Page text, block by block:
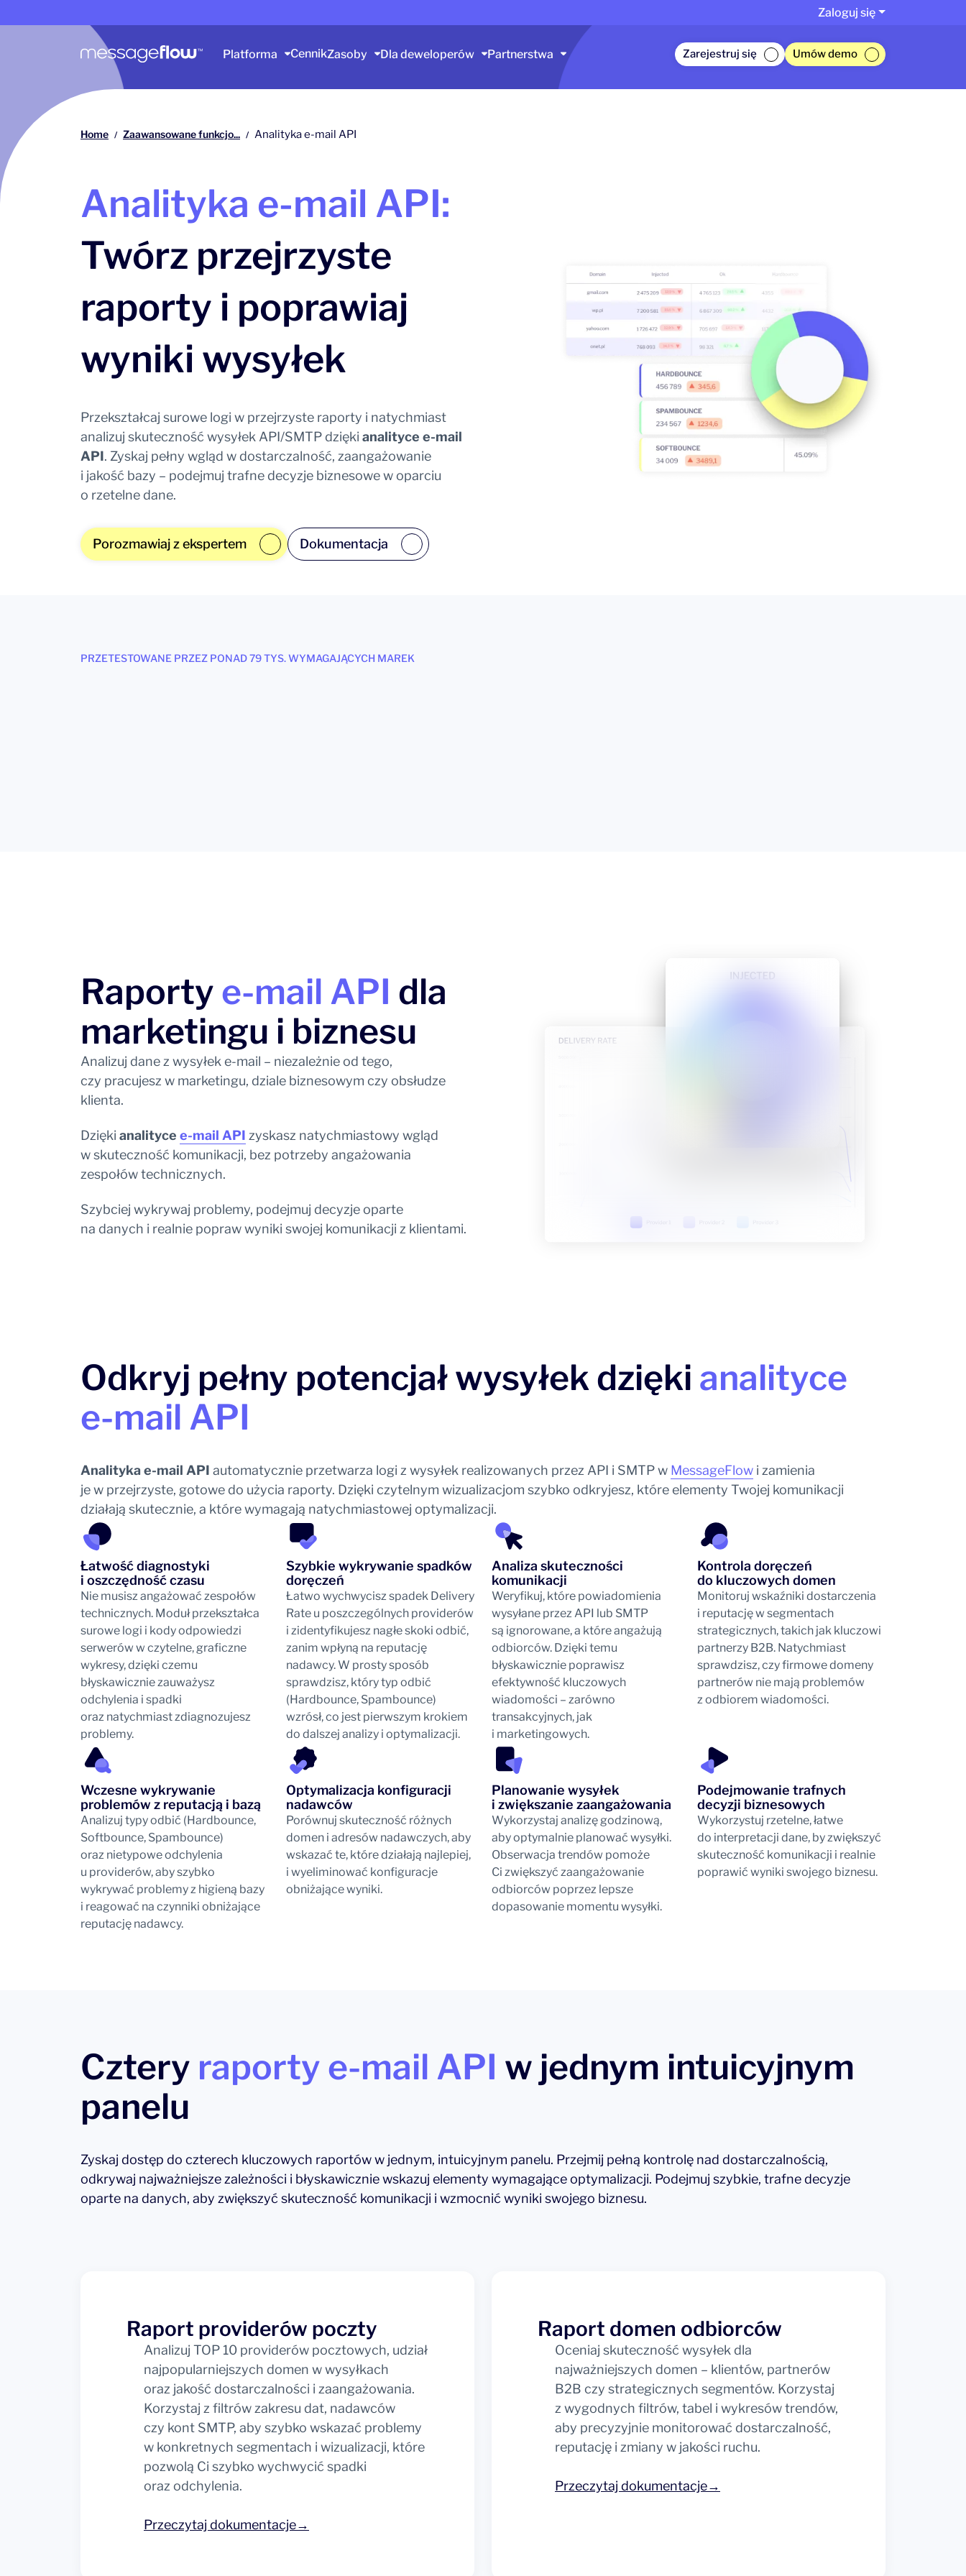
Zaloguj się
Główna nawigacja Platforma CennikZasoby Dla deweloperów Partnerstwa Zarejestruj się Umów demo
Home / Zaawansowane funkcjo... / Analityka e-mail API
Analityka e-mail API:
Twórz przejrzyste
raporty i poprawiaj
wyniki wysyłek
Przekształcaj surowe logi w przejrzyste raporty i natychmiast
analizuj skuteczność wysyłek API/SMTP dzięki analityce e-mail
API. Zyskaj pełny wgląd w dostarczalność, zaangażowanie
i jakość bazy – podejmuj trafne decyzje biznesowe w oparciu
o rzetelne dane.
Porozmawiaj z ekspertem Dokumentacja
PRZETESTOWANE PRZEZ PONAD 79 TYS. WYMAGAJĄCYCH MAREK
Raporty e-mail API dla
marketingu i biznesu
Analizuj dane z wysyłek e-mail – niezależnie od tego,
czy pracujesz w marketingu, dziale biznesowym czy obsłudze
klienta.
Dzięki analityce e-mail API zyskasz natychmiastowy wgląd
w skuteczność komunikacji, bez potrzeby angażowania
zespołów technicznych.
Szybciej wykrywaj problemy, podejmuj decyzje oparte
na danych i realnie popraw wyniki swojej komunikacji z klientami.
Odkryj pełny potencjał wysyłek dzięki analityce
e-mail API
Analityka e-mail API automatycznie przetwarza logi z wysyłek realizowanych przez API i SMTP w MessageFlow i zamienia
je w przejrzyste, gotowe do użycia raporty. Dzięki czytelnym wizualizacjom szybko odkryjesz, które elementy Twojej komunikacji
działają skutecznie, a które wymagają natychmiastowej optymalizacji.
Łatwość diagnostyki
i oszczędność czasu
Nie musisz angażować zespołów
technicznych. Moduł przekształca
surowe logi i kody odpowiedzi
serwerów w czytelne, graficzne
wykresy, dzięki czemu
błyskawicznie zauważysz
odchylenia i spadki
oraz natychmiast zdiagnozujesz
problemy.
Szybkie wykrywanie spadków
doręczeń
Łatwo wychwycisz spadek Delivery
Rate u poszczególnych providerów
i zidentyfikujesz nagłe skoki odbić,
zanim wpłyną na reputację
nadawcy. W prosty sposób
sprawdzisz, który typ odbić
(Hardbounce, Spambounce)
wzrósł, co jest pierwszym krokiem
do dalszej analizy i optymalizacji.
Analiza skuteczności
komunikacji
Weryfikuj, które powiadomienia
wysyłane przez API lub SMTP
są ignorowane, a które angażują
odbiorców. Dzięki temu
błyskawicznie poprawisz
efektywność kluczowych
wiadomości – zarówno
transakcyjnych, jak
i marketingowych.
Kontrola doręczeń
do kluczowych domen
Monitoruj wskaźniki dostarczenia
i reputację w segmentach
strategicznych, takich jak kluczowi
partnerzy B2B. Natychmiast
sprawdzisz, czy firmowe domeny
partnerów nie mają problemów
z odbiorem wiadomości.
Wczesne wykrywanie
problemów z reputacją i bazą
Analizuj typy odbić (Hardbounce,
Softbounce, Spambounce)
oraz nietypowe odchylenia
u providerów, aby szybko
wykrywać problemy z higieną bazy
i reagować na czynniki obniżające
reputację nadawcy.
Optymalizacja konfiguracji
nadawców
Porównuj skuteczność różnych
domen i adresów nadawczych, aby
wskazać te, które działają najlepiej,
i wyeliminować konfiguracje
obniżające wyniki.
Planowanie wysyłek
i zwiększanie zaangażowania
Wykorzystaj analizę godzinową,
aby optymalnie planować wysyłki.
Obserwacja trendów pomoże
Ci zwiększyć zaangażowanie
odbiorców poprzez lepsze
dopasowanie momentu wysyłki.
Podejmowanie trafnych
decyzji biznesowych
Wykorzystuj rzetelne, łatwe
do interpretacji dane, by zwiększyć
skuteczność komunikacji i realnie
poprawić wyniki swojego biznesu.
Cztery raporty e-mail API w jednym intuicyjnym
panelu
Zyskaj dostęp do czterech kluczowych raportów w jednym, intuicyjnym panelu. Przejmij pełną kontrolę nad dostarczalnością,
odkrywaj najważniejsze zależności i błyskawicznie wskazuj elementy wymagające optymalizacji. Podejmuj szybkie, trafne decyzje
oparte na danych, aby zwiększyć skuteczność komunikacji i wzmocnić wyniki swojego biznesu.
Raport providerów poczty
Analizuj TOP 10 providerów pocztowych, udział
najpopularniejszych domen w wysyłkach
oraz jakość dostarczalności i zaangażowania.
Korzystaj z filtrów zakresu dat, nadawców
czy kont SMTP, aby szybko wskazać problemy
w konkretnych segmentach i wizualizacji, które
pozwolą Ci szybko wychwycić spadki
oraz odchylenia.
Przeczytaj dokumentacje→
Raport domen odbiorców
Oceniaj skuteczność wysyłek dla
najważniejszych domen – klientów, partnerów
B2B czy strategicznych segmentów. Korzystaj
z wygodnych filtrów, tabel i wykresów trendów,
aby precyzyjnie monitorować dostarczalność,
reputację i zmiany w jakości ruchu.
Przeczytaj dokumentacje→